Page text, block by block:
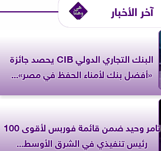
آخر الأخبار
البنك التجاري الدولي CIB يحصد جائزة
«أفضل بنك لأمناء الحفظ في مصر»...
تامر وحيد ضمن قائمة فوربس لأقوى 100
رئيس تنفيذي في الشرق الأوسط...